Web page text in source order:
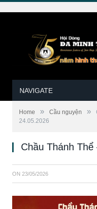
NAVIGATE
Home » Cầu nguyện »
24.05.2026
Chầu Thánh
ON 23/05/2026